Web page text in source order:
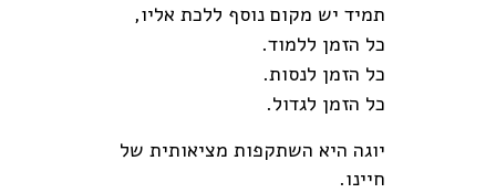
תמיד יש מקום נוסף ללכת אליו,
כל הזמן ללמוד.
כל הזמן לנסות.
כל הזמן לגדול.
יוגה היא השתקפות מציאותית של
חיינו.